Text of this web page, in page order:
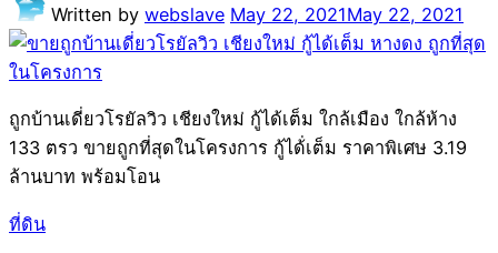
Written by webslave May 22, 2021May 22, 2021
ถูกบ้านเดี่ยวโรยัลวิว เชียงใหม่ กู้ได้เต็ม ใกล้เมือง ใกล้ห้าง
133 ตรว ขายถูกที่สุดในโครงการ กู้ได้่เต็ม ราคาพิเศษ 3.19
ล้านบาท พร้อมโอน
ที่ดิน